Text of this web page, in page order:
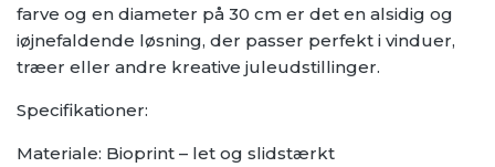
farve og en diameter på 30 cm er det en alsidig og
iøjnefaldende løsning, der passer perfekt i vinduer,
træer eller andre kreative juleudstillinger.
Specifikationer:
Materiale: Bioprint – let og slidstærkt